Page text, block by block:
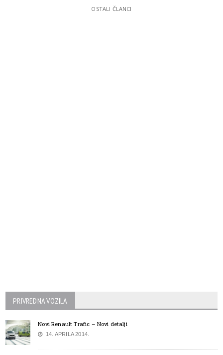
OSTALI ČLANCI
PRIVREDNA VOZILA
Novi Renault Trafic – Novi detalji
14. APRILA 2014.